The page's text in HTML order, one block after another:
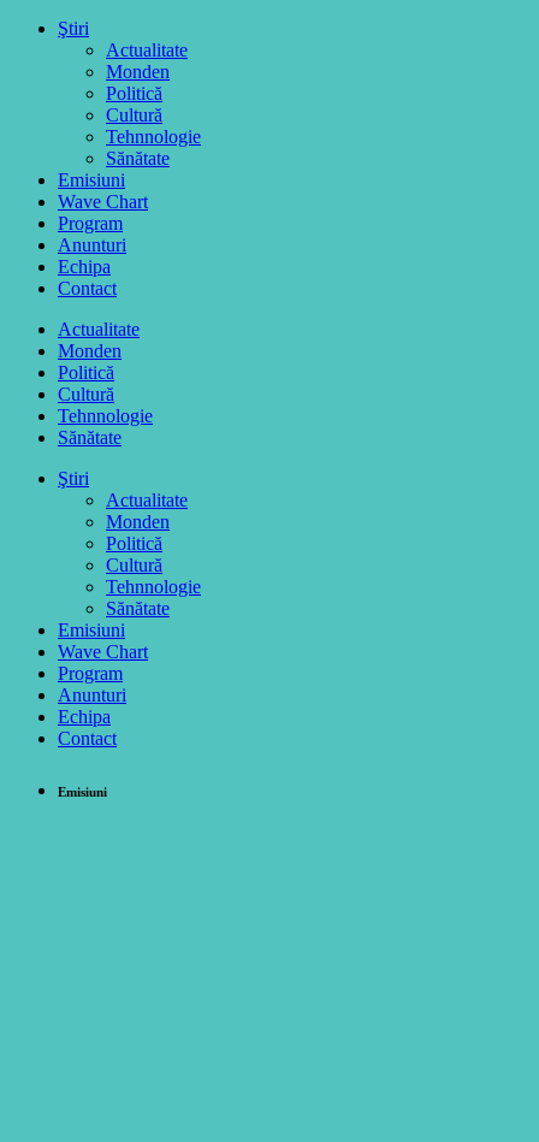
Ştiri
Actualitate
Monden
Politică
Cultură
Tehnnologie
Sănătate
Emisiuni
Wave Chart
Program
Anunturi
Echipa
Contact
Actualitate
Monden
Politică
Cultură
Tehnnologie
Sănătate
Ştiri
Actualitate
Monden
Politică
Cultură
Tehnnologie
Sănătate
Emisiuni
Wave Chart
Program
Anunturi
Echipa
Contact
Emisiuni